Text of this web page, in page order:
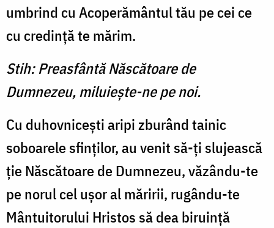
umbrind cu Acoperământul tău pe cei ce
cu credinţă te mărim.
Stih: Preasfântă Născătoare de
Dumnezeu, miluieşte-ne pe noi.
Cu duhovniceşti aripi zbu­rând tainic
soboarele sfinţilor, au venit să-ţi slujească
ţie Născătoare de Dumnezeu, văzându-te
pe norul cel uşor al măririi, rugându-te
Mântui­torului Hristos să dea biruinţă